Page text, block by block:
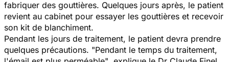
fabriquer des gouttières. Quelques jours après, le patient
revient au cabinet pour essayer les gouttières et recevoir
son kit de blanchiment.
Pendant les jours de traitement, le patient devra prendre
quelques précautions. "Pendant le temps du traitement,